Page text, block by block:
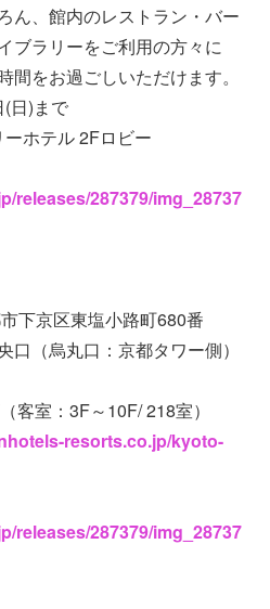
ん、館内のレストラン・バー
ブラリーをご利用の方々に
間をお過ごしいただけます。
(日)まで
ーホテル 2Fロビー
releases/287379/img_28737
下京区東塩小路町680番
口（烏丸口：京都タワー側）
客室：3F～10F/ 218室）
resorts.co.jp/kyoto-
releases/287379/img_28737